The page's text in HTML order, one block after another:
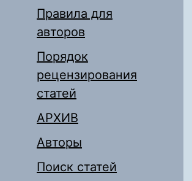
Правила для
авторов
Порядок
рецензирования
статей
АРХИВ
Авторы
Поиск статей